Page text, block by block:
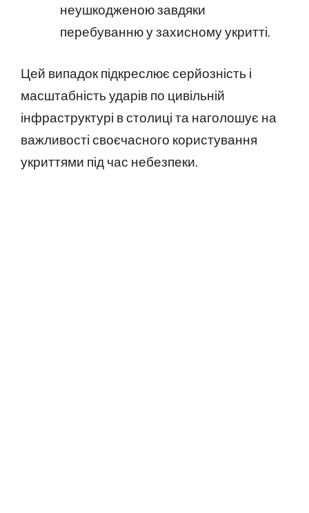
неушкодженою завдяки
перебуванню у захисному укритті.
Цей випадок підкреслює серйозність і
масштабність ударів по цивільній
інфраструктурі в столиці та наголошує на
важливості своєчасного користування
укриттями під час небезпеки.